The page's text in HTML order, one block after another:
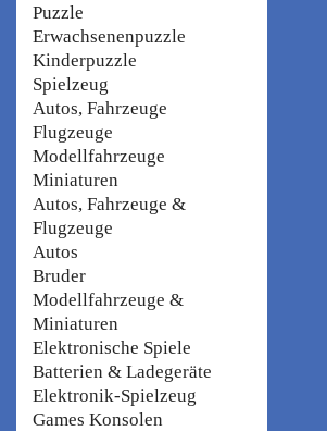
Puzzle
Erwachsenenpuzzle
Kinderpuzzle
Spielzeug
Autos, Fahrzeuge
Flugzeuge
Modellfahrzeuge
Miniaturen
Autos, Fahrzeuge &
Flugzeuge
Autos
Bruder
Modellfahrzeuge &
Miniaturen
Elektronische Spiele
Batterien & Ladegeräte
Elektronik-Spielzeug
Games Konsolen